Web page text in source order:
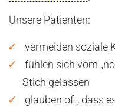
Unsere Patienten:
vermeiden soziale
fühlen sich vom
Stich gelassen
glauben oft, dass